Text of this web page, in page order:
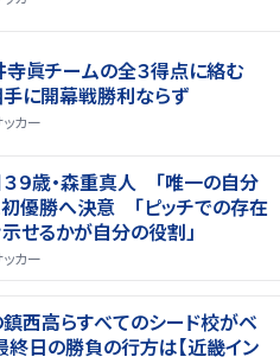
寺眞チームの全３得点に絡む
に開幕戦勝利ならず
カー
３９歳・森重真人 「唯一の自分
初優勝へ決意 「ピッチでの存在
せるかが自分の役割」
カー
西高らすべてのシード校がベ
終日の勝負の行方は【近畿イン